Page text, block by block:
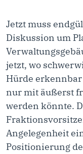
Jetzt muss
Diskussion um
jetzt, wo
Hürde
nur mit äußerst
werden könnte.
Angelegenheit
Positionierung